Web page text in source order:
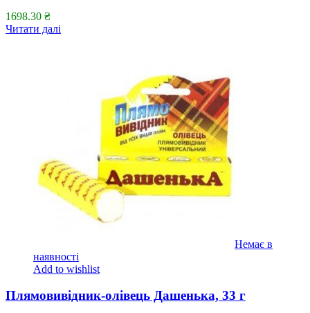
1698.30 ₴
Читати далі
Немає в
наявності
Add to wishlist
Плямовивідник-олівець Дашенька, 33 г